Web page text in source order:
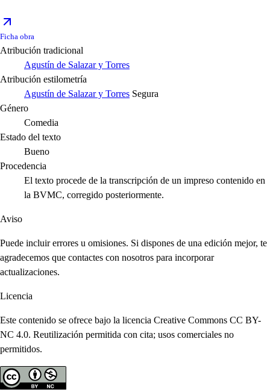
Ficha obra
Atribución tradicional
Agustín de Salazar y Torres
Atribución estilometría
Agustín de Salazar y Torres Segura
Género
Comedia
Estado del texto
Bueno
Procedencia
El texto procede de la transcripción de un impreso contenido en
la BVMC, corregido posteriormente.
Aviso
Puede incluir errores u omisiones. Si dispones de una edición mejor, te
agradecemos que contactes con nosotros para incorporar
actualizaciones.
Licencia
Este contenido se ofrece bajo la licencia Creative Commons CC BY-
NC 4.0. Reutilización permitida con cita; usos comerciales no
permitidos.